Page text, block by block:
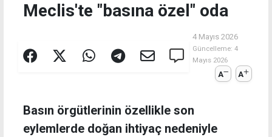
Meclis'te "basına özel" oda
4 Mayıs 2026
Güncelleme: 4
Mayıs 2026
A A
Basın örgütlerinin özellikle son
eylemlerde doğan ihtiyaç nedeniyle